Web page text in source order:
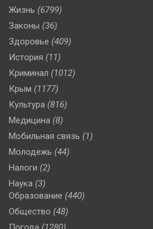
Жизнь (6799)
Законы (36)
Здоровье (409)
История (11)
Криминал (1012)
Крым (1177)
Культура (816)
Медицина (8)
Мобильная связь (1)
Молодежь (44)
Налоги (2)
Наука (3)
Образование (440)
Общество (48)